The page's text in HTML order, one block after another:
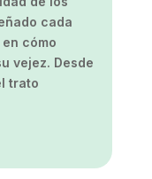
cada
cómo
vejez. Desde
trato